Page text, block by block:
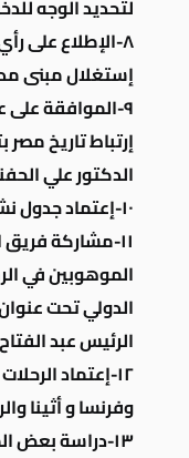
لتحديد الوجه
٨-الإطلاع على
إستغلال مبنى
٩-الموافقة على
إرتباط تاريخ
الدكتور علي
١٠-إعتماد جدول نشاط لجنة المرأة لشهر سبتمبر .
١١-مشاركة فريق
الموهوبين في
الدولي تحت
الرئيس عبد
١٢-إعتماد
وفرنسا و أثينا
١٣-دراسة بعض